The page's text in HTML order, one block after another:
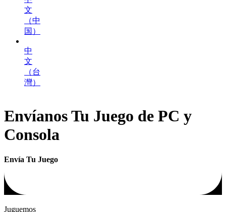
文
（中
国）
中
文
（台
灣）
Envíanos Tu Juego de PC y
Consola
Envía Tu Juego
Juguemos